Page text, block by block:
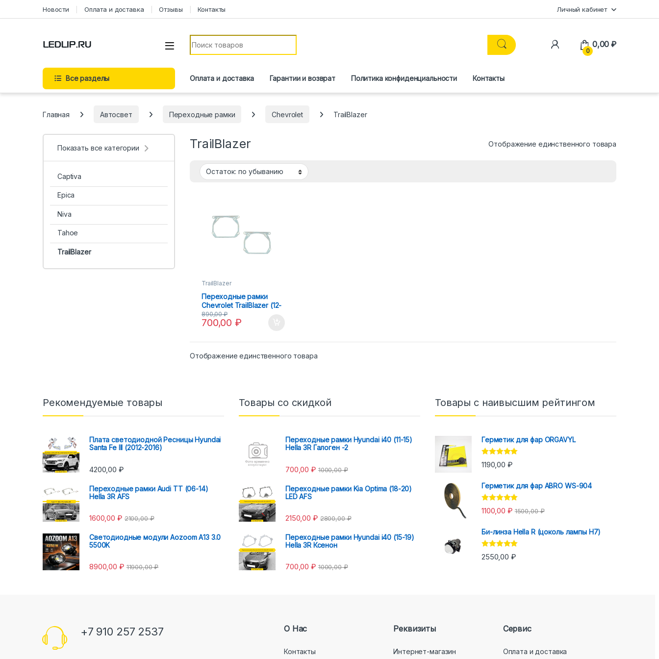
Перейти к содержимому
Новости Оплата и доставка Отзывы Контакты Личный кабинет
Искать:
0
0,00₽
Все разделы Оплата и доставка Гарантии и возврат Политика конфиденциальности Контакты
Главная Автосвет Переходные рамки Chevrolet TrailBlazer
TrailBlazer Отображение единственного товара
TrailBlazer
Переходные рамки
Chevrolet TrailBlazer (12-
15) Hella 3R
700,00₽
890,00₽
Отображение единственного товара
Показать все категории
Captiva
Epica
Niva
Tahoe
TrailBlazer
Рекомендуемые товары
Плата светодиодной Ресницы Hyundai
Santa Fe III (2012-2016)
4200,00 ₽
Переходные рамки Audi TT (06-14)
Hella 3R AFS
1600,00 ₽ 2100,00₽
Светодиодные модули Aozoom A13 3.0
5500K
8900,00 ₽ 11900,00₽
Товары со скидкой
Переходные рамки Hyundai i40 (11-15)
Hella 3R Галоген -2
700,00₽ 1000,00₽
Переходные рамки Kia Optima (18-20)
LED AFS
2150,00 ₽ 2800,00₽
Переходные рамки Hyundai i40 (15-19)
Hella 3R Ксенон
700,00₽ 1000,00₽
Товары с наивысшим рейтингом
Герметик для фар ORGAVYL
Оценка 5.00
из 5
1190,00 ₽
Герметик для фар ABRO WS-904
Оценка 5.00
из 5
1100,00 ₽ 1500,00₽
Би-линза Hella R (цоколь лампы H7)
Оценка5.00
из 5
2550,00 ₽
+7 910 257 2537 О Нас
Контакты
Реквизиты
Интернет-магазин
Сервис
Оплата и доставка